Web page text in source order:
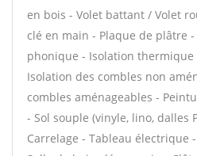
en bois - Volet battant / Volet
clé en main - Plaque de plâtre
phonique - Isolation
Isolation des combles non
combles aménageables -
- Sol souple (vinyle, lino, dalles
Carrelage - Tableau électrique